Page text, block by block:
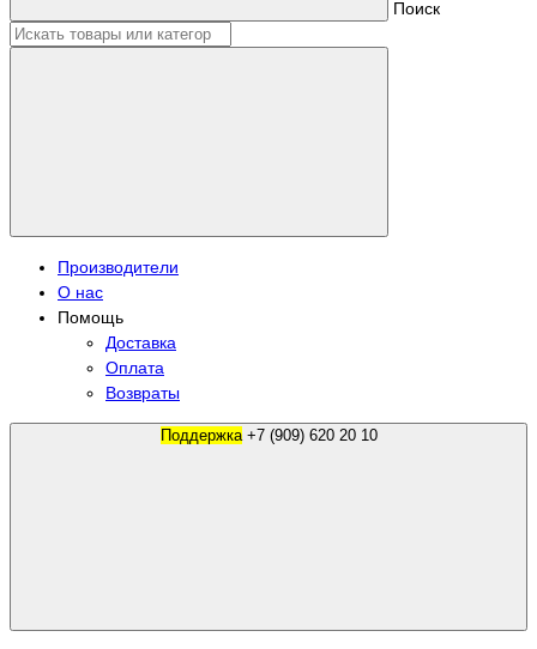
Поиск
Производители
О нас
Помощь
Доставка
Оплата
Возвраты
Поддержка +7 (909) 620 20 10